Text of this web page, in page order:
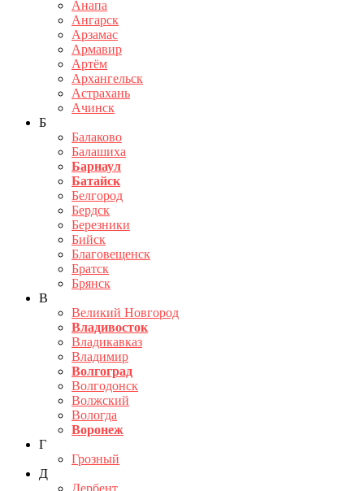
Анапа
Ангарск
Арзамас
Армавир
Артём
Архангельск
Астрахань
Ачинск
Б
Балаково
Балашиха
Барнаул
Батайск
Белгород
Бердск
Березники
Бийск
Благовещенск
Братск
Брянск
В
Великий Новгород
Владивосток
Владикавказ
Владимир
Волгоград
Волгодонск
Волжский
Вологда
Воронеж
Г
Грозный
Д
Дербент